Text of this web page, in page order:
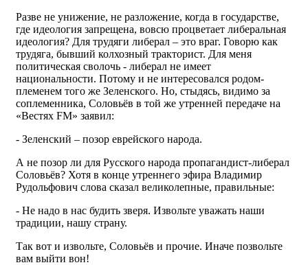
Разве не унижение, не разложение, когда в государстве,
где идеология запрещена, вовсю процветает либеральная
идеология? Для трудяги либерал – это враг. Говорю как
трудяга, бывший колхозный тракторист. Для меня
политическая сволочь - либерал не имеет
национальности. Потому и не интересовался родом-
племенем того же Зеленского. Но, стыдясь, видимо за
соплеменника, Соловьёв в той же утренней передаче на
«Вестях FM» заявил:
- Зеленский – позор еврейского народа.
А не позор ли для Русского народа пропагандист-либерал
Соловьёв? Хотя в конце утреннего эфира Владимир
Рудольфович слова сказал великолепные, правильные:
- Не надо в нас будить зверя. Извольте уважать наши
традиции, нашу страну.
Так вот и извольте, Соловьёв и прочие. Иначе позвольте
вам выйти вон!